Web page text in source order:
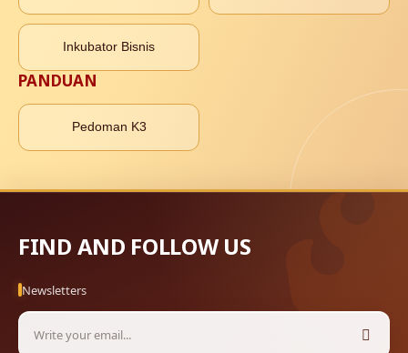
Inkubator Bisnis
PANDUAN
Pedoman K3
FIND AND FOLLOW US
Newsletters